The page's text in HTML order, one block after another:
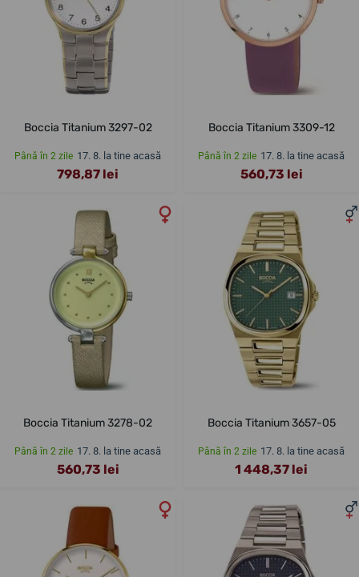
Boccia Titanium 3297-02
Până în 2 zile 17. 8. la tine acasă
798,87 lei
Boccia Titanium 3309-12
Până în 2 zile 17. 8. la tine acasă
560,73 lei
Boccia Titanium 3278-02
Până în 2 zile 17. 8. la tine acasă
560,73 lei
Boccia Titanium 3657-05
Până în 2 zile 17. 8. la tine acasă
1 448,37 lei